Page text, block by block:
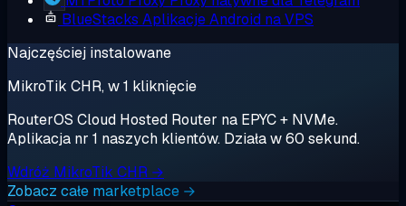
BlueStacks Aplikacje Android na VPS
Najczęściej instalowane
MikroTik CHR, w 1 kliknięcie
RouterOS Cloud Hosted Router na EPYC + NVMe.
Aplikacja nr 1 naszych klientów. Działa w 60 sekund.
Wdróż MikroTik CHR →
Zobacz całe marketplace →